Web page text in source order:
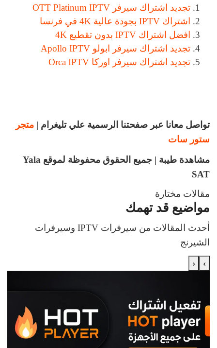
تجديد اشتراك سيرفر OTT Platinum IPTV
اشتراك IPTV بجودة عالية 4K في فرنسا
افضل اشتراك IPTV بدون تقطيع 4K
تجديد اشتراك سيرفر ابولو Apollo IPTV
تجديد اشتراك سيرفر اوركا Orca IPTV
تواصل معانا عبر صفحتنا الرسمية علي تليغرام | متجر
ستور سات
مشاهدة طيبة | جميع الحقوق محفوظة لموقع Yala
SAT
مقالات مختارة
مواضيع قد تهمك
أحدث المقالات من سيرفرات IPTV وسيرفرات
الشيرنج
›
‹